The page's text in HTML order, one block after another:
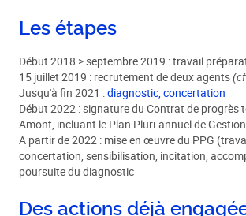
Les étapes
Début 2018 > septembre 2019 : travail
15 juillet 2019 : recrutement de deux agents
Jusqu'à fin 2021 :diagnostic, concertation
Début 2022 : signature du Contrat de progrès
Amont, incluant le Plan Pluri-annuel de
A partir de 2022 : mise en œuvre du PPG
concertation, sensibilisation, incitation,
poursuite du diagnostic
Des actions déjà